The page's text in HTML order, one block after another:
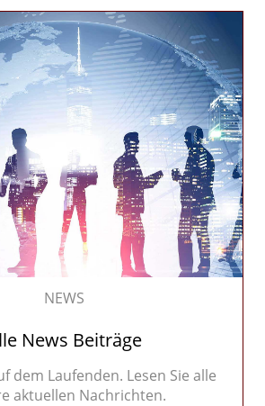
NEWS
News Beiträge
dem Laufenden. Lesen Sie alle
aktuellen Nachrichten.